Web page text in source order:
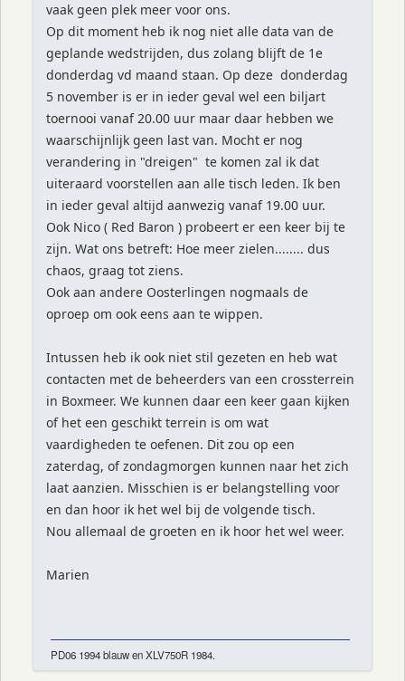
vaak geen plek meer voor ons.
Op dit moment heb ik nog niet alle data van de
geplande wedstrijden, dus zolang blijft de 1e
donderdag vd maand staan. Op deze donderdag
5 november is er in ieder geval wel een biljart
toernooi vanaf 20.00 uur maar daar hebben we
waarschijnlijk geen last van. Mocht er nog
verandering in "dreigen" te komen zal ik dat
uiteraard voorstellen aan alle tisch leden. Ik ben
in ieder geval altijd aanwezig vanaf 19.00 uur.
Ook Nico ( Red Baron ) probeert er een keer bij te
zijn. Wat ons betreft: Hoe meer zielen........ dus
chaos, graag tot ziens.
Ook aan andere Oosterlingen nogmaals de
oproep om ook eens aan te wippen.
Intussen heb ik ook niet stil gezeten en heb wat
contacten met de beheerders van een crossterrein
in Boxmeer. We kunnen daar een keer gaan kijken
of het een geschikt terrein is om wat
vaardigheden te oefenen. Dit zou op een
zaterdag, of zondagmorgen kunnen naar het zich
laat aanzien. Misschien is er belangstelling voor
en dan hoor ik het wel bij de volgende tisch.
Nou allemaal de groeten en ik hoor het wel weer.
Marien
PD06 1994 blauw en XLV750R 1984.